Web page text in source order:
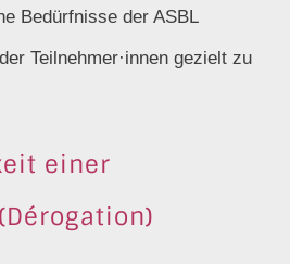
Bedürfnisse der ASBL
Teilnehmer·innen gezielt zu
einer